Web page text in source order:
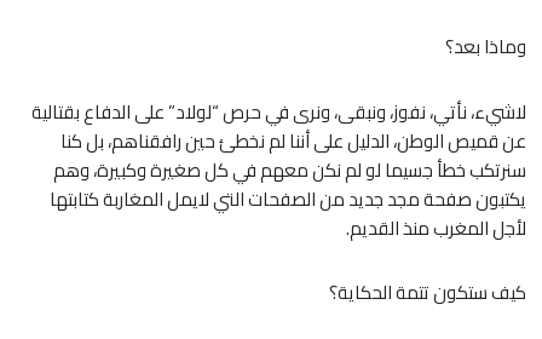
وماذا بعد؟
لاشيء، نأتي، نفوز، ونبقى، ونرى في حرص “لولاد” على الدفاع بقتالية
عن قميص الوطن، الدليل على أننا لم نخطئ حين رافقناهم، بل كنا
سنرتكب خطأ جسيما لو لم نكن معهم في كل صغيرة وكبيرة، وهم
يكتبون صفحة مجد جديد من الصفحات التي لايمل المغاربة كتابتها
لأجل المغرب منذ القديم.
كيف ستكون تتمة الحكاية؟